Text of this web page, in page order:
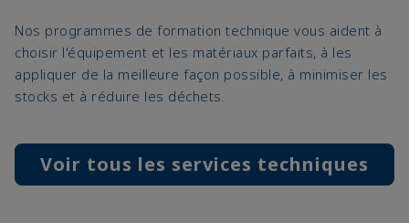
Nos programmes de formation technique vous aident à
choisir l'équipement et les matériaux parfaits, à les
appliquer de la meilleure façon possible, à minimiser les
stocks et à réduire les déchets.
Voir tous les services techniques